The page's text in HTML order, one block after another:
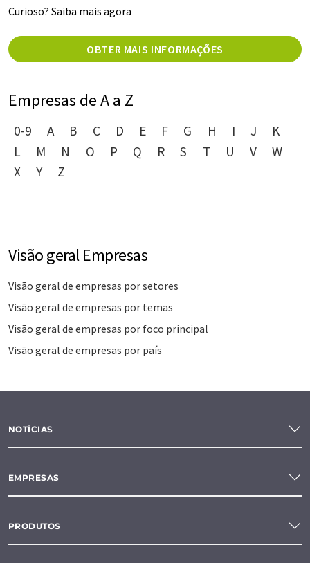
Curioso? Saiba mais agora
OBTER MAIS INFORMAÇÕES
Empresas de A a Z
0-9 A B C D E F G H I J
K
L
M N O P Q R S T U V
W
X
Y Z
Visão geral Empresas
Visão geral de empresas por setores
Visão geral de empresas por temas
Visão geral de empresas por foco principal
Visão geral de empresas por país
NOTÍCIAS
EMPRESAS
PRODUTOS